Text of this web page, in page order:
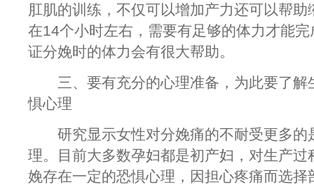
肛肌的训练，不仅可以增加产力还可以帮助
在14个小时左右，需要有足够的体力才能
证分娩时的体力会有很大帮助。
三、要有充分的心理准备，为此要了解
惧心理
研究显示女性对分娩痛的不耐受更多的
理。目前大多数孕妇都是初产妇，对生产过
娩存在一定的恐惧心理，因担心疼痛而选择